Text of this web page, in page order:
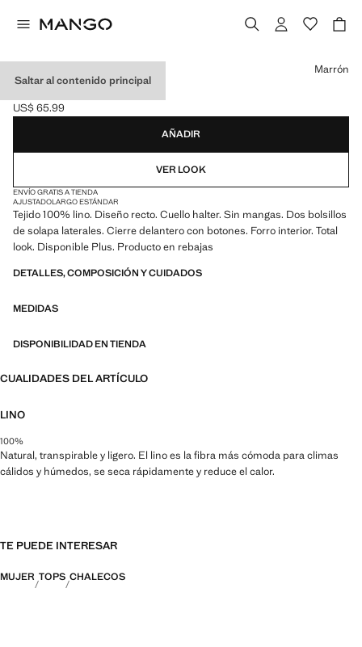
Saltar al contenido principal
CHALECO TRAJE LINO
Precio actual [US$ 65.99 ]
US$ 65.99
Selecciona un color
Marrón
AÑADIR
VER LOOK
ENVÍO GRATIS A TIENDA
AJUSTADOLARGO ESTÁNDAR
Tejido 100% lino. Diseño recto. Cuello halter. Sin mangas. Dos bolsillos
de solapa laterales. Cierre delantero con botones. Forro interior. Total
look. Disponible Plus. Producto en rebajas
DETALLES, COMPOSICIÓN Y CUIDADOS
MEDIDAS
DISPONIBILIDAD EN TIENDA
CUALIDADES DEL ARTÍCULO
LINO
100%
Natural, transpirable y ligero. El lino es la fibra más cómoda para climas
cálidos y húmedos, se seca rápidamente y reduce el calor.
TE PUEDE INTERESAR
MUJER TOPS CHALECOS